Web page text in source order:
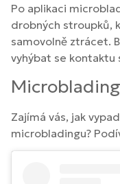
Po aplikaci
drobných stroupků,
samovolně ztrácet.
vyhýbat se kontaktu
Zajímá vás, jak
microbladingu?